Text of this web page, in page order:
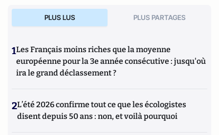
mondialisations, l’histoire de la monnaie, l’histoire du
nazisme et des autres violences de masse au XXème siècle
Benjamin Disraëli.
PLUS LUS PLUS PARTAGES
1Les Français moins riches que la moyenne
européenne pour la 3e année consécutive : jusqu'où
ira le grand déclassement ?
2L’été 2026 confirme tout ce que les écologistes
disent depuis 50 ans : non, et voilà pourquoi